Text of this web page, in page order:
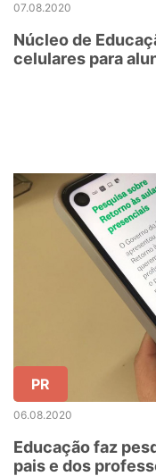
07.08.2020
Núcleo de
celulares para
PR
06.08.2020
Educação faz
pais e dos